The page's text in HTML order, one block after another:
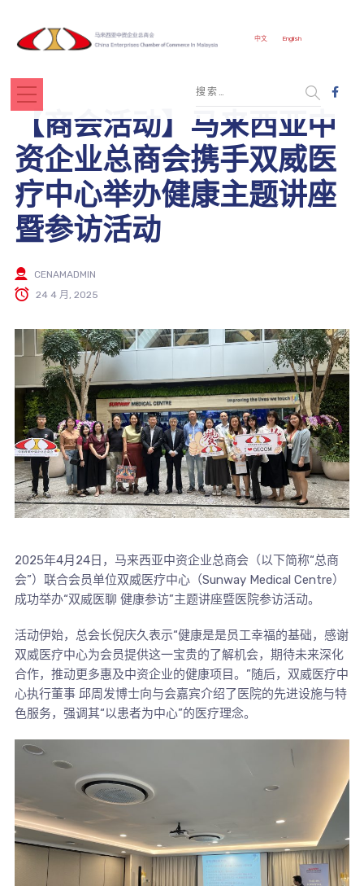
中文 English
【商会活动】马来西亚中
资企业总商会携手双威医
疗中心举办健康主题讲座
暨参访活动
CENAMADMIN
24 4 月, 2025
2025年4月24日，马来西亚中资企业总商会（以下简称“总商
会”）联合会员单位双威医疗中心（Sunway Medical Centre）
成功举办“双威医聊 健康参访”主题讲座暨医院参访活动。
活动伊始，总会长倪庆久表示“健康是是员工幸福的基础，感谢
双威医疗中心为会员提供这一宝贵的了解机会，期待未来深化
合作，推动更多惠及中资企业的健康项目。”随后，双威医疗中
心执行董事 邱周发博士向与会嘉宾介绍了医院的先进设施与特
色服务，强调其“以患者为中心”的医疗理念。